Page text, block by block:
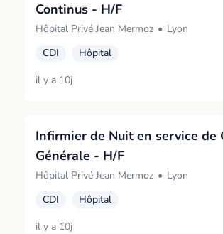
Continus - H/F
Hôpital Privé Jean Mermoz • Lyon
CDI
Hôpital
il y a 10j
Infirmier de Nuit en service de
Générale - H/F
Hôpital Privé Jean Mermoz • Lyon
CDI
Hôpital
il y a 10j